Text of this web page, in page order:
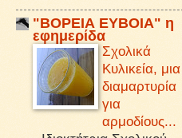
"ΒΟΡΕΙΑ ΕΥΒΟΙΑ" η
εφημερίδα
Σχολικά
Κυλικεία, μια
διαμαρτυρία
για
αρμοδίους...